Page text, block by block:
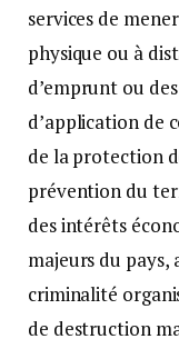
services de
physique ou à
d’emprunt ou
d’application de
de la protection
prévention du
des intérêts
majeurs du
criminalité
de destruction